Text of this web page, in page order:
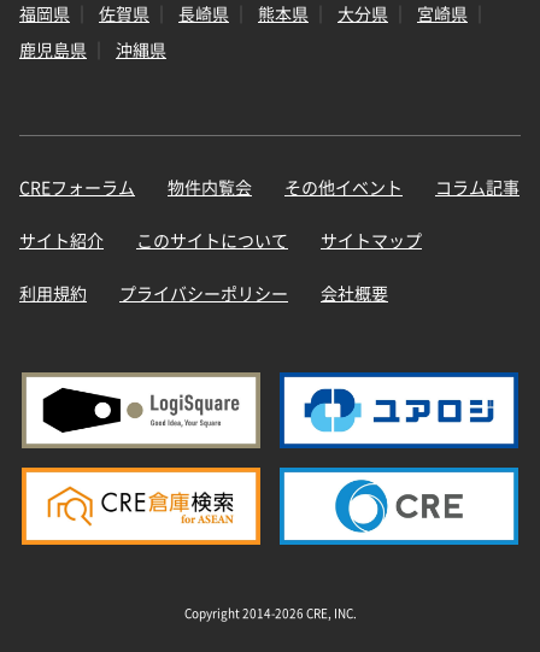
福岡県
佐賀県 長崎県 熊本県 大分県
宮崎県
鹿児島県
沖縄県
CREフォーラム 物件内覧会 その他イベント コラム記事
サイト紹介 このサイトについて サイトマップ
利用規約 プライバシーポリシー 会社概要
Copyright 2014-2026 CRE, INC.